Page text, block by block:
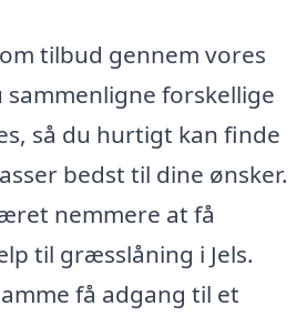
tilbud gennem vores
forskellige
så du hurtigt kan finde
bedst til dine ønsker.
nemmere at få
til græsslåning i Jels.
få adgang til et